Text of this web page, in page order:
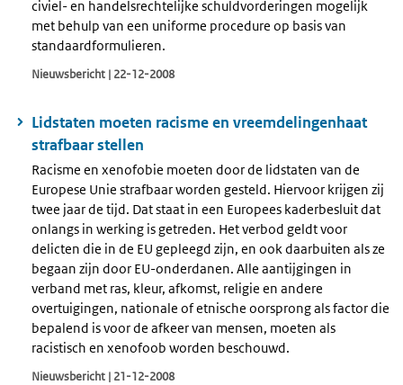
civiel- en handelsrechtelijke schuldvorderingen mogelijk
met behulp van een uniforme procedure op basis van
standaardformulieren.
Nieuwsbericht | 22-12-2008
Lidstaten moeten racisme en vreemdelingenhaat
strafbaar stellen
Racisme en xenofobie moeten door de lidstaten van de
Europese Unie strafbaar worden gesteld. Hiervoor krijgen zij
twee jaar de tijd. Dat staat in een Europees kaderbesluit dat
onlangs in werking is getreden. Het verbod geldt voor
delicten die in de EU gepleegd zijn, en ook daarbuiten als ze
begaan zijn door EU-onderdanen. Alle aantijgingen in
verband met ras, kleur, afkomst, religie en andere
overtuigingen, nationale of etnische oorsprong als factor die
bepalend is voor de afkeer van mensen, moeten als
racistisch en xenofoob worden beschouwd.
Nieuwsbericht | 21-12-2008